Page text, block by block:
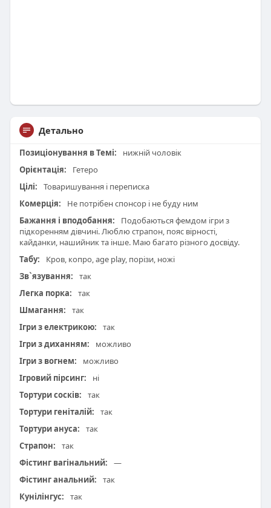
Детально
Позиціонування в Темі:
нижній чоловік
Орієнтація:
Гетеро
Цілі:
Товаришування і переписка
Комерція:
Не потрібен спонсор і не буду ним
Бажання і вподобання:
Подобаються фемдом ігри з
підкоренням дівчині. Люблю страпон, пояс вірності,
кайданки, нашийник та інше. Маю багато різного досвіду.
Табу:
Кров, копро, age play, порізи, ножі
Зв`язування:
так
Легка порка:
так
Шмагання:
так
Ігри з електрикою:
так
Ігри з диханням:
можливо
Ігри з вогнем:
можливо
Ігровий пірсинг:
ні
Тортури сосків:
так
Тортури геніталій:
так
Тортури ануса:
так
Страпон:
так
Фістинг вагінальний:
—
Фістинг анальний:
так
Кунілінгус:
так